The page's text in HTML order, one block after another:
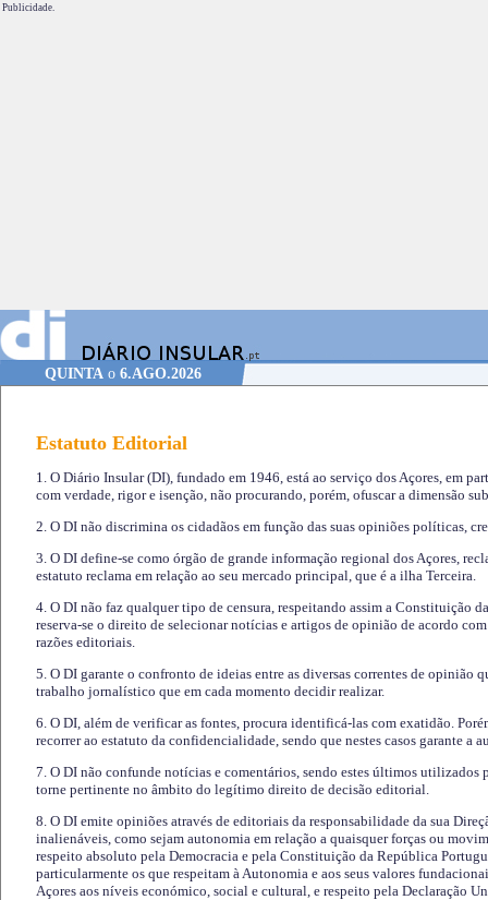
Publicidade.
QUINTAo 6.AGO.2026
Estatuto Editorial
1. O Diário Insular (DI), fundado em 1946, está ao serviço dos Açores, em
com verdade, rigor e isenção, não procurando, porém, ofuscar a dimensão
2. O DI não discrimina os cidadãos em função das suas opiniões políticas,
3. O DI define-se como órgão de grande informação regional dos Açores,
estatuto reclama em relação ao seu mercado principal, que é a ilha Terceira.
4. O DI não faz qualquer tipo de censura, respeitando assim a Constituição
reserva-se o direito de selecionar notícias e artigos de opinião de acordo
razões editoriais.
5. O DI garante o confronto de ideias entre as diversas correntes de opinião
trabalho jornalístico que em cada momento decidir realizar.
6. O DI, além de verificar as fontes, procura identificá-las com exatidão.
recorrer ao estatuto da confidencialidade, sendo que nestes casos garante a
7. O DI não confunde notícias e comentários, sendo estes últimos utilizados
torne pertinente no âmbito do legítimo direito de decisão editorial.
8. O DI emite opiniões através de editoriais da responsabilidade da sua
inalienáveis, como sejam autonomia em relação a quaisquer forças ou
respeito absoluto pela Democracia e pela Constituição da República
particularmente os que respeitam à Autonomia e aos seus valores
Açores aos níveis económico, social e cultural, e respeito pela Declaração